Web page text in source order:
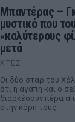
Μπαντέρας –
μυστικό που
«καλύτερους
μετά
ΧΤΕΣ
Οι δύο σταρ του
ότι η αγάπη και ο
διαρκέσουν πέρα
στην κόρη τους.